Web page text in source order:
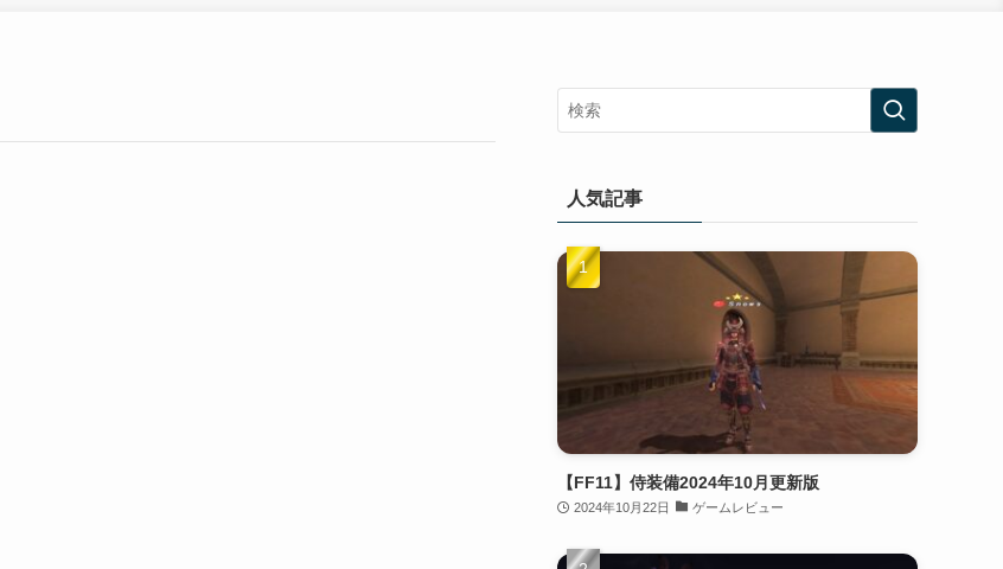
人気記事
【FF11】侍装備2024年10月更新版
2024年10月22日 ゲームレビュー